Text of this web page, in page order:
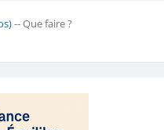
-- Que faire ?